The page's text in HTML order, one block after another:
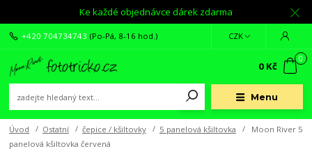
Ke každé objednávce dárek zdarma
Menu
CZK
+420 704734743 (Po-Pá, 8-16 hod.)
0
0 Kč
Úvod Ostatní čepice / kšiltovky 5 panelová kšiltovka
Moon River 5
panelová kšiltovka červená